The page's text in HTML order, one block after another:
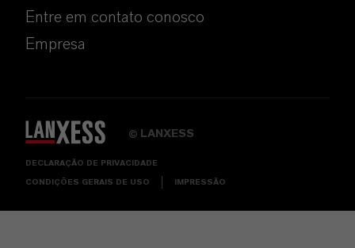
Entre em contato conosco
Empresa
© LANXESS
DECLARAÇÃO DE PRIVACIDADE
CONDIÇÕES GERAIS DE USO IMPRESSÃO